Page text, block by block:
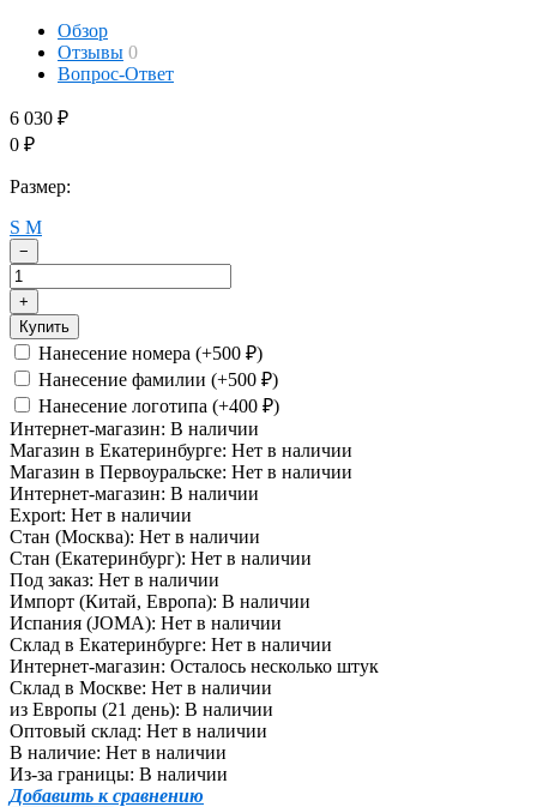
Обзор
Отзывы 0
Вопрос-Ответ
6 030 ₽
0 ₽
Размер:
S M
−
+
Купить
Нанесение номера (+500 ₽)
Нанесение фамилии (+500 ₽)
Нанесение логотипа (+400 ₽)
Интернет-магазин: В наличии
Магазин в Екатеринбурге: Нет в наличии
Магазин в Первоуральске: Нет в наличии
Интернет-магазин: В наличии
Export: Нет в наличии
Стан (Москва): Нет в наличии
Стан (Екатеринбург): Нет в наличии
Под заказ: Нет в наличии
Импорт (Китай, Европа): В наличии
Испания (JOMA): Нет в наличии
Склад в Екатеринбурге: Нет в наличии
Интернет-магазин: Осталось несколько штук
Склад в Москве: Нет в наличии
из Европы (21 день): В наличии
Оптовый склад: Нет в наличии
В наличие: Нет в наличии
Из-за границы: В наличии
Добавить к сравнению